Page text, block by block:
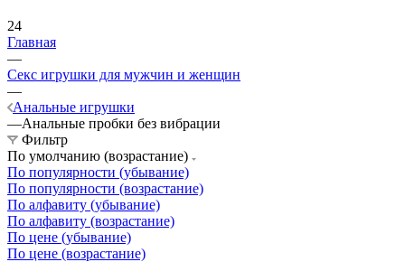
24
Главная
—
Секс игрушки для мужчин и женщин
—
Анальные игрушки
—Анальные пробки без вибрации
Фильтр
По умолчанию (возрастание)
По популярности (убывание)
По популярности (возрастание)
По алфавиту (убывание)
По алфавиту (возрастание)
По цене (убывание)
По цене (возрастание)